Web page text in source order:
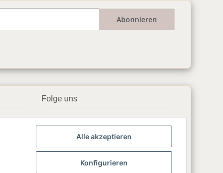
Abonnieren
Folge uns
▶️ YouTube
📸 Instagram
Alle akzeptieren
Konfigurieren